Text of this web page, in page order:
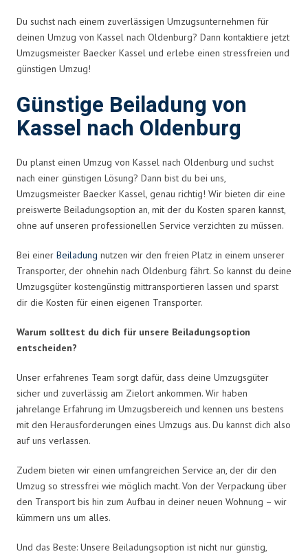
Du suchst nach einem zuverlässigen Umzugsunternehmen für
deinen Umzug von Kassel nach Oldenburg? Dann kontaktiere jetzt
Umzugsmeister Baecker Kassel und erlebe einen stressfreien und
günstigen Umzug!
Günstige Beiladung von
Kassel nach Oldenburg
Du planst einen Umzug von Kassel nach Oldenburg und suchst
nach einer günstigen Lösung? Dann bist du bei uns,
Umzugsmeister Baecker Kassel, genau richtig! Wir bieten dir eine
preiswerte Beiladungsoption an, mit der du Kosten sparen kannst,
ohne auf unseren professionellen Service verzichten zu müssen.
Bei einer Beiladung nutzen wir den freien Platz in einem unserer
Transporter, der ohnehin nach Oldenburg fährt. So kannst du deine
Umzugsgüter kostengünstig mittransportieren lassen und sparst
dir die Kosten für einen eigenen Transporter.
Warum solltest du dich für unsere Beiladungsoption
entscheiden?
Unser erfahrenes Team sorgt dafür, dass deine Umzugsgüter
sicher und zuverlässig am Zielort ankommen. Wir haben
jahrelange Erfahrung im Umzugsbereich und kennen uns bestens
mit den Herausforderungen eines Umzugs aus. Du kannst dich also
auf uns verlassen.
Zudem bieten wir einen umfangreichen Service an, der dir den
Umzug so stressfrei wie möglich macht. Von der Verpackung über
den Transport bis hin zum Aufbau in deiner neuen Wohnung – wir
kümmern uns um alles.
Und das Beste: Unsere Beiladungsoption ist nicht nur günstig,